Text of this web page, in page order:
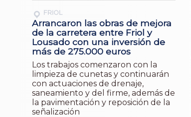
FRIOL
Arrancaron las obras de mejora
de la carretera entre Friol y
Lousado con una inversión de
más de 275.000 euros
Los trabajos comenzaron con la
limpieza de cunetas y continuarán
con actuaciones de drenaje,
saneamiento y del firme, además de
la pavimentación y reposición de la
señalización